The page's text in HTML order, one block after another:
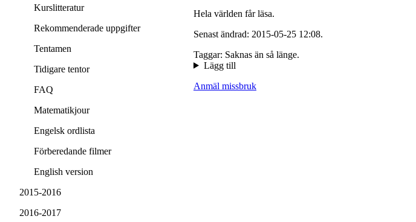
Hela världen får läsa.
Senast ändrad: 2015-05-25 12:08.
Taggar: Saknas än så länge.
Lägg till
Anmäl missbruk
Kurslitteratur
Rekommenderade uppgifter
Tentamen
Tidigare tentor
FAQ
Matematikjour
Engelsk ordlista
Förberedande filmer
English version
2015-2016
2016-2017